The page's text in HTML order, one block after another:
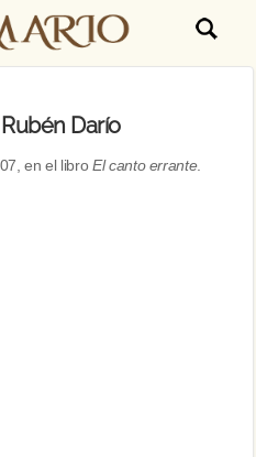
Darío
, en el libroEl canto errante.